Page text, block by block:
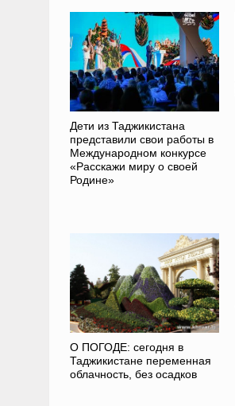
Дети из Таджикистана
представили свои работы в
Международном конкурсе
«Расскажи миру о своей
Родине»
О ПОГОДЕ: сегодня в
Таджикистане переменная
облачность, без осадков